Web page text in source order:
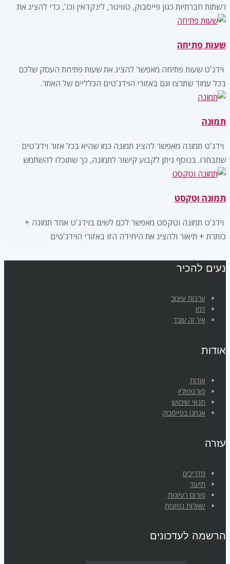
רשתות חברתיות כגון פייסבוק, טוויטר, לינקדאין וכו', כדי להציג את
שעות פתיחה
‏ וידג'ט שעות פתיחה מאפשר להציג את שעות פתיחת העסק שלכם
בכל עמוד שתרצו וגם באזורי הוידג'טים הכלליים של האתר.
תמונה
‏ וידג'ט תמונה מאפשר להציג תמונה כמו שהיא בכל אזור וידג'טים
שתבחרו. בנוסף ניתן לקבוע קישור לתמונה, כך שתוכלו להשתמש
תמונה וטקסט
‏ וידג'ט תמונה וטקסט מאפשר לכם לשים בוידג'ט אחד תמונה +
כותרת + תיאור ולהציג את היחידה הזו באזורי הוידג'טים
נעים להכיר
ערכות עיצוב
דמו
איך זה עובד
אודות
אודות
פורטפוליו
תנאי שימוש
אנחנו בפייסבוק
עזרה
מדריכים
תיעוד
פורום רעיונות
שאלות נפוצות
הרשמה לעדכונים